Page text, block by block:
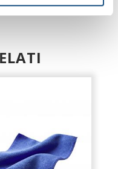
seconda della